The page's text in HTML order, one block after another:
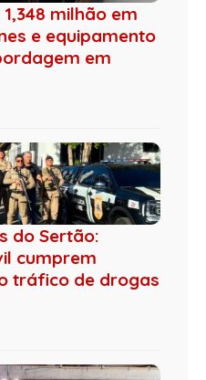
milhão em
e equipamento
em
do Sertão:
cumprem
tráfico de drogas